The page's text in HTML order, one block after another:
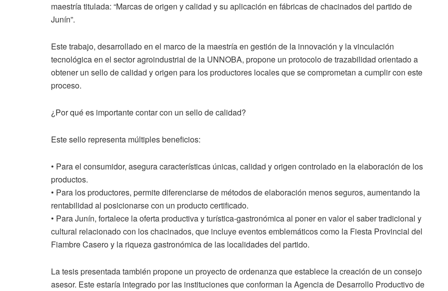
maestría titulada: “Marcas de origen y calidad y su aplicación en fábricas de chacinados del partido de
Junín”.
Este trabajo, desarrollado en el marco de la maestría en gestión de la innovación y la vinculación
tecnológica en el sector agroindustrial de la UNNOBA, propone un protocolo de trazabilidad orientado a
obtener un sello de calidad y origen para los productores locales que se comprometan a cumplir con este
proceso.
¿Por qué es importante contar con un sello de calidad?
Este sello representa múltiples beneficios:
• Para el consumidor, asegura características únicas, calidad y origen controlado en la elaboración de los
productos.
• Para los productores, permite diferenciarse de métodos de elaboración menos seguros, aumentando la
rentabilidad al posicionarse con un producto certificado.
• Para Junín, fortalece la oferta productiva y turística-gastronómica al poner en valor el saber tradicional y
cultural relacionado con los chacinados, que incluye eventos emblemáticos como la Fiesta Provincial del
Fiambre Casero y la riqueza gastronómica de las localidades del partido.
La tesis presentada también propone un proyecto de ordenanza que establece la creación de un consejo
asesor. Este estaría integrado por las instituciones que conforman la Agencia de Desarrollo Productivo de